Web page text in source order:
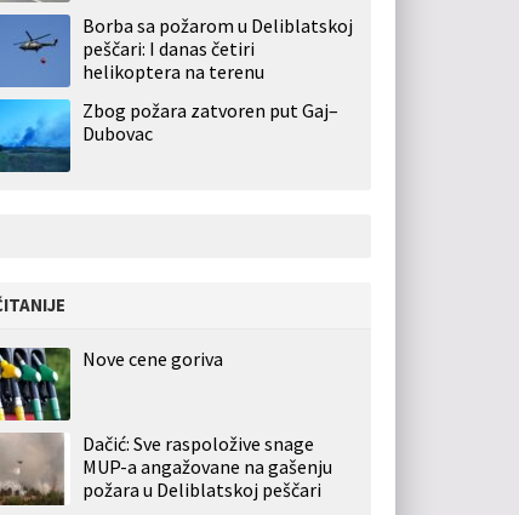
Borba sa požarom u Deliblatskoj
peščari: I danas četiri
helikoptera na terenu
Zbog požara zatvoren put Gaj–
Dubovac
Nove cene goriva
Dačić: Sve raspoložive snage
MUP-a angažovane na gašenju
požara u Deliblatskoj peščari